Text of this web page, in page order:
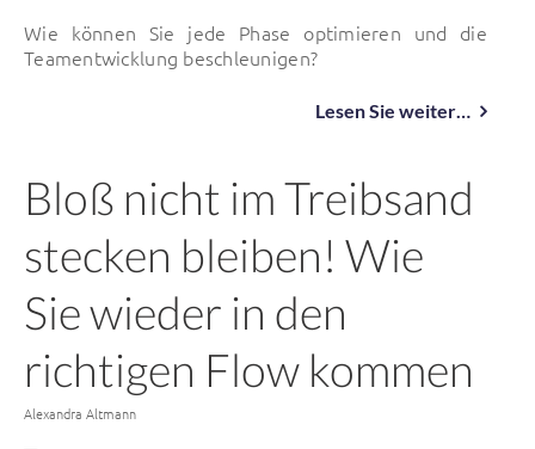
Wie können Sie jede Phase optimieren und die
Teamentwicklung beschleunigen?
Lesen Sie weiter…
Bloß nicht im Treibsand
stecken bleiben! Wie
Sie wieder in den
richtigen Flow kommen
Von
Alexandra Altmann